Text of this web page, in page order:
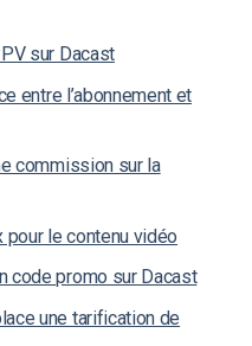
sur Dacast
entre l’abonnement et
commission sur la
pour le contenu vidéo
code promo sur Dacast
une tarification de